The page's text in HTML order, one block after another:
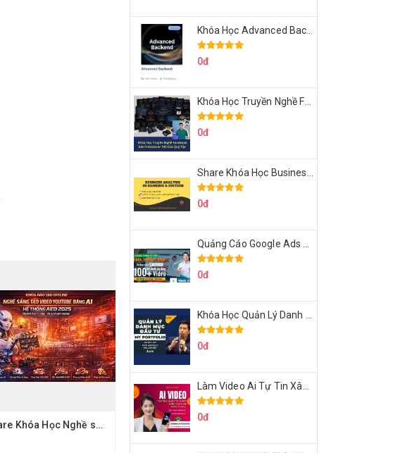
Share Khóa Học Nghề sáng tạo video YouTube bằng AI Của Hải Nghiêm
0đ
0đ
0đ
0đ
0đ
0đ